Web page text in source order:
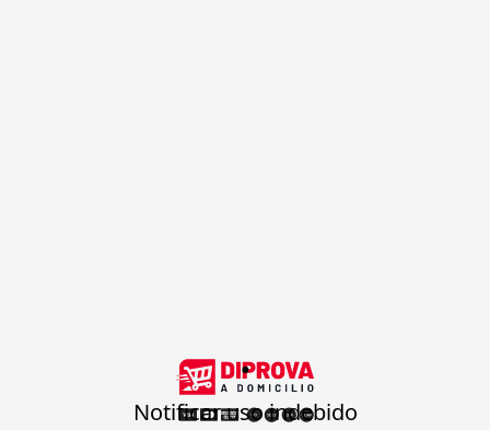
.
Notificar uso indebido